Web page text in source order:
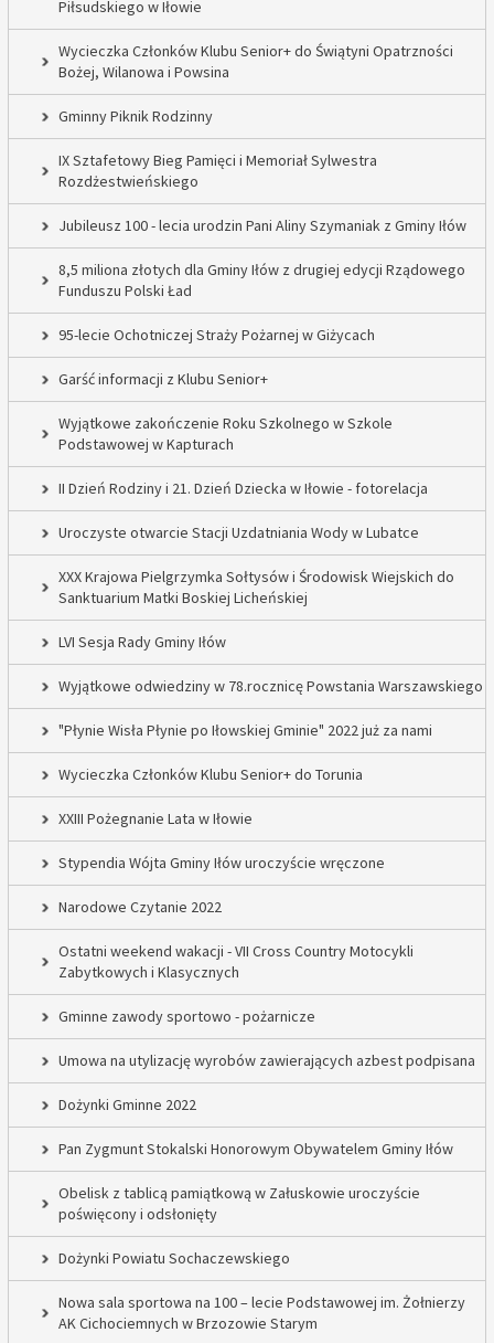
Piłsudskiego w Iłowie
Wycieczka Członków Klubu Senior+ do Świątyni Opatrzności
Bożej, Wilanowa i Powsina
Gminny Piknik Rodzinny
IX Sztafetowy Bieg Pamięci i Memoriał Sylwestra
Rozdżestwieńskiego
Jubileusz 100 - lecia urodzin Pani Aliny Szymaniak z Gminy Iłów
8,5 miliona złotych dla Gminy Iłów z drugiej edycji Rządowego
Funduszu Polski Ład
95-lecie Ochotniczej Straży Pożarnej w Giżycach
Garść informacji z Klubu Senior+
Wyjątkowe zakończenie Roku Szkolnego w Szkole
Podstawowej w Kapturach
II Dzień Rodziny i 21. Dzień Dziecka w Iłowie - fotorelacja
Uroczyste otwarcie Stacji Uzdatniania Wody w Lubatce
XXX Krajowa Pielgrzymka Sołtysów i Środowisk Wiejskich do
Sanktuarium Matki Boskiej Licheńskiej
LVI Sesja Rady Gminy Iłów
Wyjątkowe odwiedziny w 78.rocznicę Powstania Warszawskiego
"Płynie Wisła Płynie po Iłowskiej Gminie" 2022 już za nami
Wycieczka Członków Klubu Senior+ do Torunia
XXIII Pożegnanie Lata w Iłowie
Stypendia Wójta Gminy Iłów uroczyście wręczone
Narodowe Czytanie 2022
Ostatni weekend wakacji - VII Cross Country Motocykli
Zabytkowych i Klasycznych
Gminne zawody sportowo - pożarnicze
Umowa na utylizację wyrobów zawierających azbest podpisana
Dożynki Gminne 2022
Pan Zygmunt Stokalski Honorowym Obywatelem Gminy Iłów
Obelisk z tablicą pamiątkową w Załuskowie uroczyście
poświęcony i odsłonięty
Dożynki Powiatu Sochaczewskiego
Nowa sala sportowa na 100 – lecie Podstawowej im. Żołnierzy
AK Cichociemnych w Brzozowie Starym